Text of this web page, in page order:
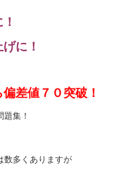
に！
差値７０突破！
集！
数多くありますが